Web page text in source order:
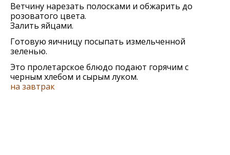
Ветчину нарезать полосками и обжарить до
розоватого цвета.
Залить яйцами.
Готовую яичницу посыпать измельченной
зеленью.
Это пролетарское блюдо подают горячим с
черным хлебом и сырым луком.
на завтрак